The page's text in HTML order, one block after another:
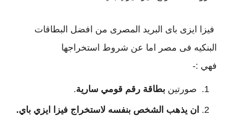
البنكيه فى مصر اما عن شروط استخراجها
فهي :-
صورتين بطاقة رقم قومي سارية.
ان يذهب الشخص بنفسه لاستخراج فيزا ايزي باي.